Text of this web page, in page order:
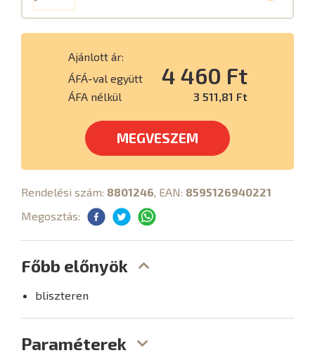
Ajánlott ár:
ÁFÁ-val együtt
4 460 Ft
ÁFA nélkül 3 511,81 Ft
MEGVESZEM
Rendelési szám: 8801246, EAN: 8595126940221
Megosztás:
Főbb előnyök
bliszteren
Paraméterek